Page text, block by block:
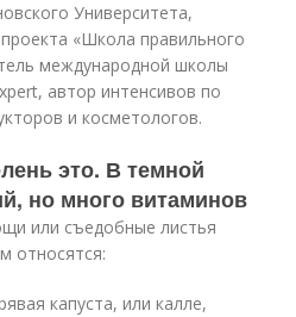
Университета,
«Школа правильного
международной школы
автор интенсивов по
и косметологов.
это. В темной
но много витаминов
или съедобные листья
относятся:
капуста, или калле,